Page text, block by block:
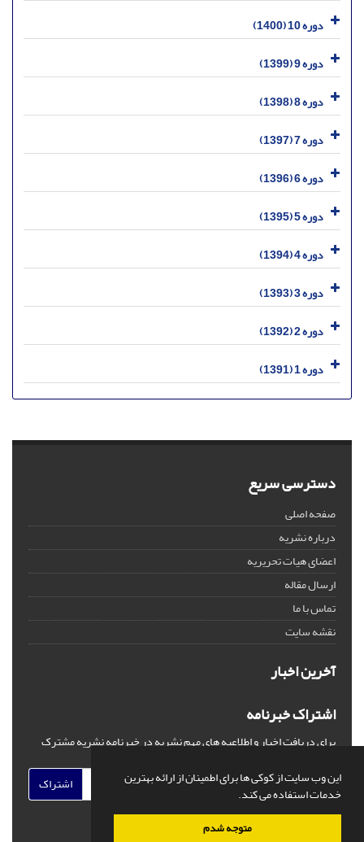
این وب سایت از کوکی ها برای اطمینان از ارائه بهترین
خدمات استفاده می کند.
متوجه شدم
دوره 10 (1400)
دوره 9 (1399)
دوره 8 (1398)
دوره 7 (1397)
دوره 6 (1396)
دوره 5 (1395)
دوره 4 (1394)
دوره 3 (1393)
دوره 2 (1392)
دوره 1 (1391)
دسترسی سریع
صفحه اصلی
درباره نشریه
اعضای هیات تحریریه
ارسال مقاله
تماس با ما
نقشه سایت
آخرین اخبار
اشتراک خبرنامه
برای دریافت اخبار و اطلاعیه های مهم نشریه در خبرنامه نشریه مشترک
اشتراک